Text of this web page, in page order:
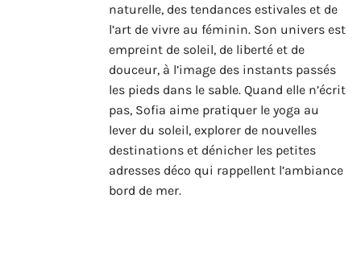
naturelle, des tendances estivales et de
l’art de vivre au féminin. Son univers est
empreint de soleil, de liberté et de
douceur, à l’image des instants passés
les pieds dans le sable. Quand elle n’écrit
pas, Sofia aime pratiquer le yoga au
lever du soleil, explorer de nouvelles
destinations et dénicher les petites
adresses déco qui rappellent l’ambiance
bord de mer.